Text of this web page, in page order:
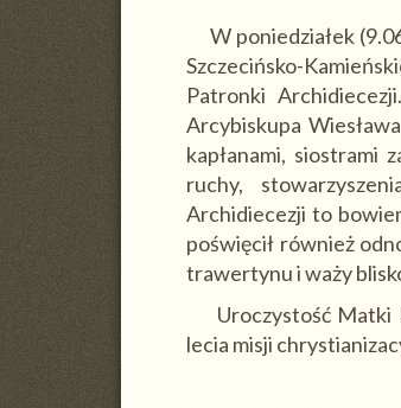
W poniedziałek
Szczecińsko-
Patronki
Arcybiskupa
kapłanami, siostrami
ruchy,
Archidiecezji to
poświęcił również
trawertynu i waży
Uroczystość Matki
lecia misji